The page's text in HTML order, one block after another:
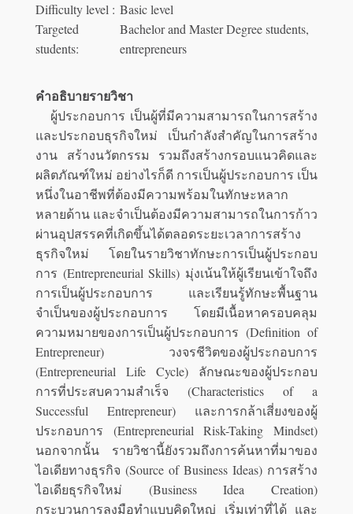
Difficulty level : Basic level
Targeted
students:
Bachelor and Master Degree students,
entrepreneurs
คำอธิบายรายวิชา
ผู้ประกอบการ เป็นผู้ที่มีความสามารถในการสร้าง
และประกอบธุรกิจใหม่ เป็นกำลังสำคัญในการสร้าง
งาน สร้างนวัตกรรม รวมถึงสร้างกรอบแนวคิดและ
ผลิตภัณฑ์ใหม่ อย่างไรก็ดี การเป็นผู้ประกอบการ เป็น
หนึ่งในอาชีพที่ต้องมีความพร้อมในทักษะหลาก
หลายด้าน และจำเป็นต้องมีความสามารถในการก้าว
ผ่านอุปสรรคที่เกิดขึ้นได้ตลอดระยะเวลาการสร้าง
ธุรกิจใหม่ โดยในรายวิชาทักษะการเป็นผู้ประกอบ
การ (Entrepreneurial Skills) มุ่งเน้นให้ผู้เรียนเข้าใจถึง
การเป็นผู้ประกอบการ และเรียนรู้ทักษะพื้นฐาน
จำเป็นของผู้ประกอบการ โดยมีเนื้อหาครอบคลุม
ความหมายของการเป็นผู้ประกอบการ (Definition of
Entrepreneur) วงจรชีวิตของผู้ประกอบการ
(Entrepreneurial Life Cycle) ลักษณะของผู้ประกอบ
การที่ประสบความสำเร็จ (Characteristics of a
Successful Entrepreneur) และการกล้าเสี่ยงของผู้
ประกอบการ (Entrepreneurial Risk-Taking Mindset)
นอกจากนั้น รายวิชานี้ยังรวมถึงการค้นหาที่มาของ
ไอเดียทางธุรกิจ (Source of Business Ideas) การสร้าง
ไอเดียธุรกิจใหม่ (Business Idea Creation)
กระบวนการลงมือทำแบบคิดใหญ่ เริ่มเท่าที่ได้ และ